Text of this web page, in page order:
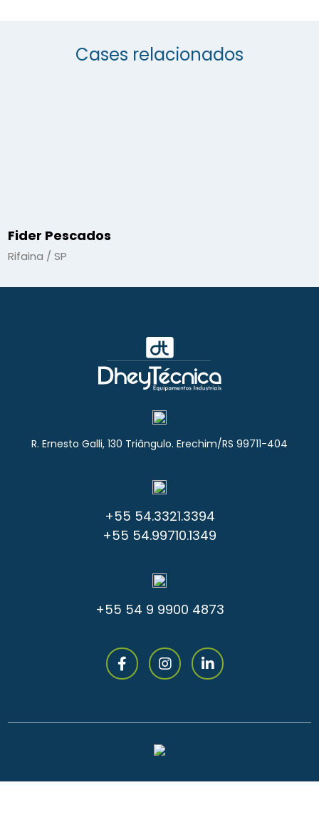
Cases relacionados
Fider Pescados
Rifaina / SP
R. Ernesto Galli, 130 Triângulo. Erechim/RS 99711-404
+55 54.3321.3394
+55 54.99710.1349
+55 54 9 9900 4873